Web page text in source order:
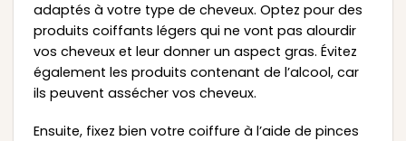
adaptés à votre type de cheveux. Optez pour des
produits coiffants légers qui ne vont pas alourdir
vos cheveux et leur donner un aspect gras. Évitez
également les produits contenant de l’alcool, car
ils peuvent assécher vos cheveux.
Ensuite, fixez bien votre coiffure à l’aide de pinces